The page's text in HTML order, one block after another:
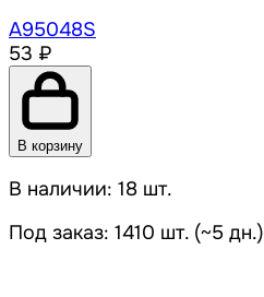
A95048S
53 ₽
В корзину
В наличии: 18 шт.
Под заказ: 1410 шт. (~5 дн.)